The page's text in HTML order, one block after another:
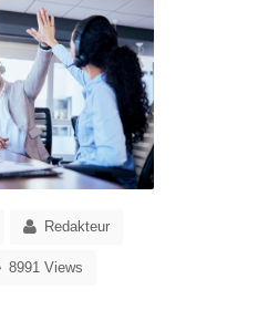
Redakteur
8991 Views